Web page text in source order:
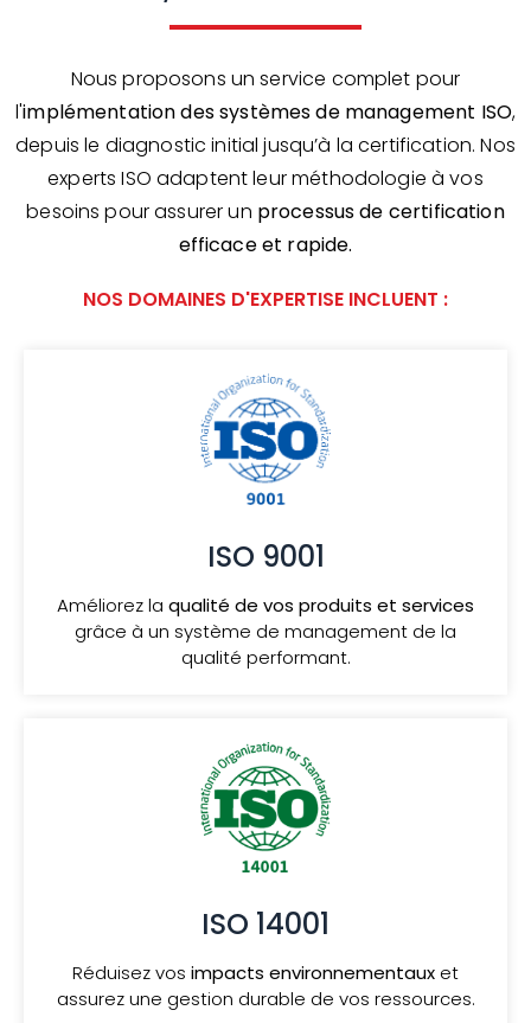
Nous proposons un service complet pour
l'implémentation des systèmes de management ISO,
depuis le diagnostic initial jusqu’à la certification. Nos
experts ISO adaptent leur méthodologie à vos
besoins pour assurer un processus de certification
efficace et rapide.
NOS DOMAINES D'EXPERTISE INCLUENT :
ISO 9001
Améliorez la qualité de vos produits et services
grâce à un système de management de la
qualité performant.
ISO 14001
Réduisez vos impacts environnementaux et
assurez une gestion durable de vos ressources.